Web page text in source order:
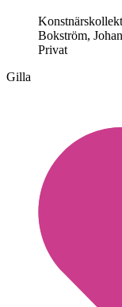
Bokström,
Privat
Gilla